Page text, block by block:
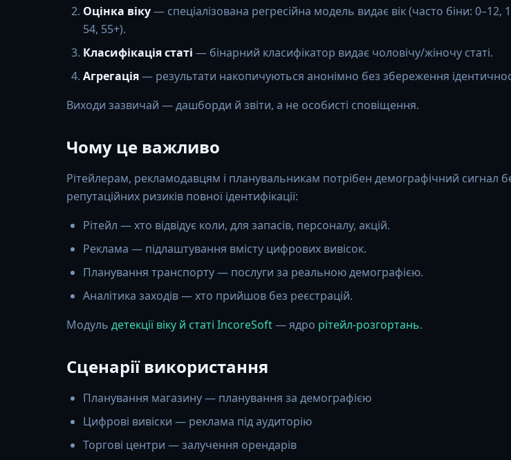
Оцінка віку— спеціалізована регресійна модель видає вік (часто біни: 0–12,
54, 55+).
Класифікація статі — бінарний класифікатор видає чоловічу/жіночу статі.
Агрегація— результати накопичуються анонімно без збереження
Виходи зазвичай — дашборди й звіти, а не особисті сповіщення.
Чому це важливо
Рітейлерам, рекламодавцям і планувальникам потрібен демографічний сигнал
репутаційних ризиків повної ідентифікації:
Рітейл — хто відвідує коли, для запасів, персоналу, акцій.
Реклама — підлаштування вмісту цифрових вивісок.
Планування транспорту — послуги за реальною демографією.
Аналітика заходів — хто прийшов без реєстрацій.
Модуль детекції віку й статі IncoreSoft— ядро рітейл-розгортань.
Сценарії використання
Планування магазину — планування за демографією
Цифрові вивіски — реклама під аудиторію
Торгові центри — залучення орендарів